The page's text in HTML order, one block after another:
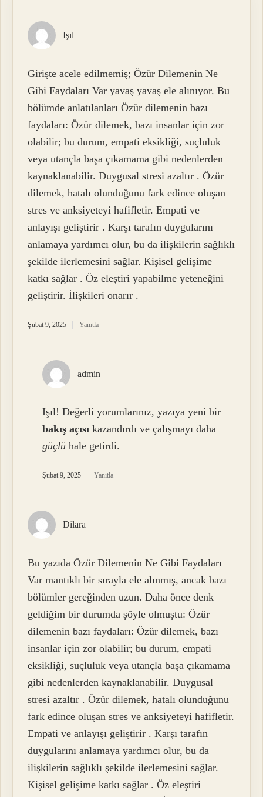
Işıl
Girişte acele edilmemiş; Özür Dilemenin Ne
Gibi Faydaları Var yavaş yavaş ele alınıyor. Bu
bölümde anlatılanları Özür dilemenin bazı
faydaları: Özür dilemek, bazı insanlar için zor
olabilir; bu durum, empati eksikliği, suçluluk
veya utançla başa çıkamama gibi nedenlerden
kaynaklanabilir. Duygusal stresi azaltır . Özür
dilemek, hatalı olunduğunu fark edince oluşan
stres ve anksiyeteyi hafifletir. Empati ve
anlayışı geliştirir . Karşı tarafın duygularını
anlamaya yardımcı olur, bu da ilişkilerin sağlıklı
şekilde ilerlemesini sağlar. Kişisel gelişime
katkı sağlar . Öz eleştiri yapabilme yeteneğini
geliştirir. İlişkileri onarır .
Şubat 9, 2025 Yanıtla
admin
Işıl! Değerli yorumlarınız, yazıya yeni bir
bakış açısı kazandırdı ve çalışmayı daha
güçlü hale getirdi.
Şubat 9, 2025 Yanıtla
Dilara
Bu yazıda Özür Dilemenin Ne Gibi Faydaları
Var mantıklı bir sırayla ele alınmış, ancak bazı
bölümler gereğinden uzun. Daha önce denk
geldiğim bir durumda şöyle olmuştu: Özür
dilemenin bazı faydaları: Özür dilemek, bazı
insanlar için zor olabilir; bu durum, empati
eksikliği, suçluluk veya utançla başa çıkamama
gibi nedenlerden kaynaklanabilir. Duygusal
stresi azaltır . Özür dilemek, hatalı olunduğunu
fark edince oluşan stres ve anksiyeteyi hafifletir.
Empati ve anlayışı geliştirir . Karşı tarafın
duygularını anlamaya yardımcı olur, bu da
ilişkilerin sağlıklı şekilde ilerlemesini sağlar.
Kişisel gelişime katkı sağlar . Öz eleştiri